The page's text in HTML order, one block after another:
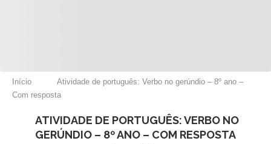
Início
Atividade de português: Verbo no gerúndio – 8º ano –
Com resposta
ATIVIDADE DE PORTUGUÊS: VERBO NO
GERÚNDIO – 8º ANO – COM RESPOSTA